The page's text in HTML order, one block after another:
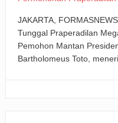
JAKARTA,
Tunggal Praperadilan
Pemohon Mantan
Bartholomeus Toto,